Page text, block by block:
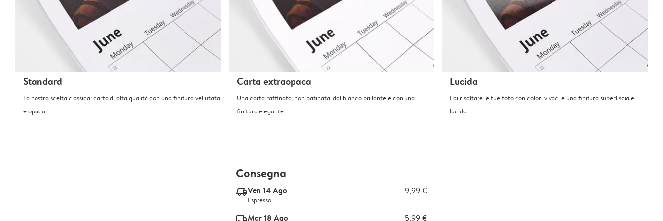
Standard
La nostra scelta classica: carta di alta qualità con una finitura vellutata
e opaca.
Carta extraopaca
Una carta raffinata, non patinata, dal bianco brillante e con una
finitura elegante.
Lucida
Fai risaltare le tue foto con colori vivaci e una finitura superliscia e
lucida.
Consegna
delivery_express_v2Ven 14 Ago 9,99 €
Espresso
Mar 18 Ago 5,99 €